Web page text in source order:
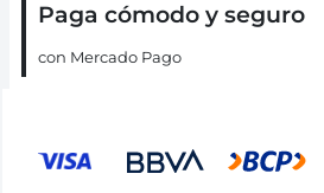
Paga cómodo y seguro
con Mercado Pago